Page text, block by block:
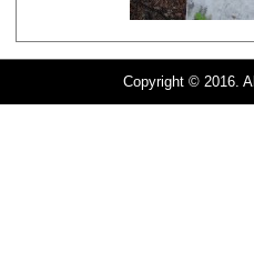
Copyright © 2016.